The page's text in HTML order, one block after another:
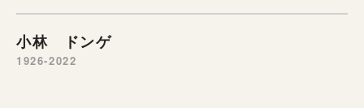
小林 ドンゲ
1926-2022